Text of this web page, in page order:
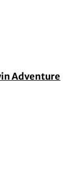
Adventure